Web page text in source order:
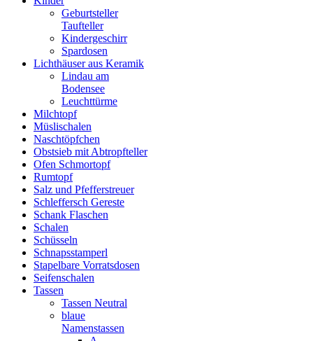
Geburtsteller
Taufteller
Kindergeschirr
Spardosen
Lichthäuser aus Keramik
Lindau am
Bodensee
Leuchttürme
Milchtopf
Müslischalen
Naschtöpfchen
Obstsieb mit Abtropfteller
Ofen Schmortopf
Rumtopf
Salz und Pfefferstreuer
Schleffersch Gereste
Schank Flaschen
Schalen
Schüsseln
Schnapsstamperl
Stapelbare Vorratsdosen
Seifenschalen
Tassen
Tassen Neutral
blaue
Namenstassen